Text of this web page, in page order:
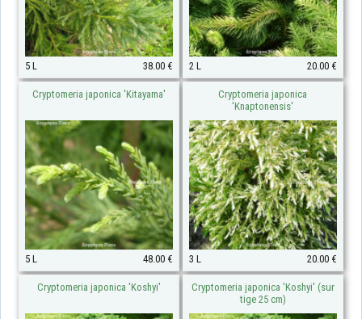
5 L 38.00 € 2 L 20.00 €
Cryptomeria japonica 'Kitayama'
5 L 48.00 €
Cryptomeria japonica
'Knaptonensis'
3 L 20.00 €
Cryptomeria japonica 'Koshyi'
Cryptomeria japonica 'Koshyi' (sur
tige 25 cm)